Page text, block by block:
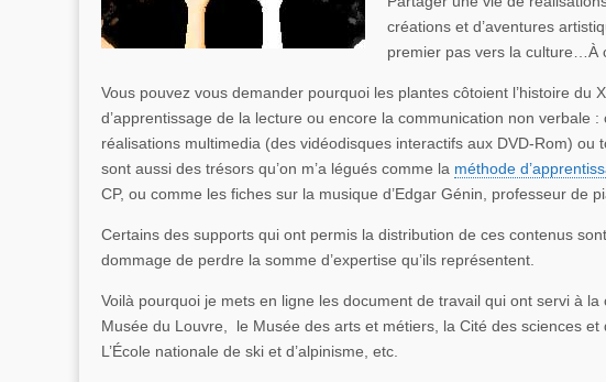
créations et d’aventures
premier pas vers la culture…À
Vous pouvez vous demander pourquoi les plantes côtoient l’histoire
d’apprentissage de la lecture ou encore la communication non verbale
réalisations multimedia (des vidéodisques interactifs aux DVD-Rom)
sont aussi des trésors qu’on m’a légués comme la méthode
CP, ou comme les fiches sur la musique d’Edgar Génin, professeur de
Certains des supports qui ont permis la distribution de ces contenus
dommage de perdre la somme d’expertise qu’ils représentent.
Voilà pourquoi je mets en ligne les document de travail qui ont servi à
Musée du Louvre, le Musée des arts et métiers, la Cité des sciences
L’École nationale de ski et d’alpinisme, etc.